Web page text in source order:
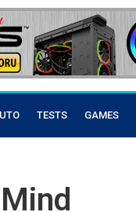
TESTS GAMES